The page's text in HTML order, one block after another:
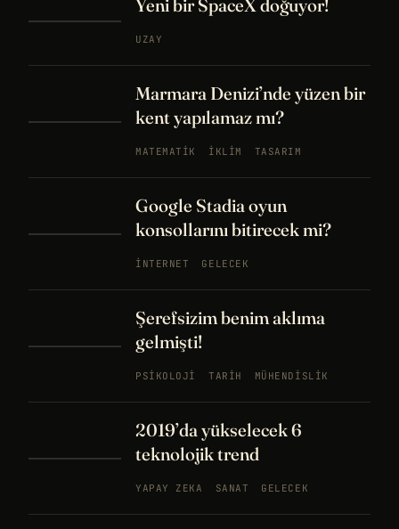
Yeni bir SpaceX doğuyor!
UZAY
Marmara Denizi’nde yüzen bir
kent yapılamaz mı?
MATEMATIK İKLIM TASARIM
Google Stadia oyun
konsollarını bitirecek mi?
İNTERNET GELECEK
Şerefsizim benim aklıma
gelmişti!
PSIKOLOJI TARIH MÜHENDISLIK
2019’da yükselecek 6
teknolojik trend
YAPAY ZEKA SANAT GELECEK